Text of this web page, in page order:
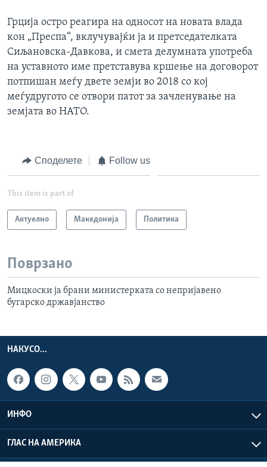
Грција остро реагира на односот на новата влада
кон „Преспа“, вклучувајќи ја и претседателката
Сиљановска-Давкова, и смета делумната употреба
на уставното име претставува кршење на договорот
потпишан меѓу двете земји во 2018 со кој
меѓудругото се отвори патот за зачленување на
земјата во НАТО.
Споделете Follow us
This item is part of
Актуелно Македонија Политика
Поврзано
Мицкоски ја брани министерката со непријавено
бугарско државјанство
НАКУСО...
ИНФО
ГЛАС НА АМЕРИКА